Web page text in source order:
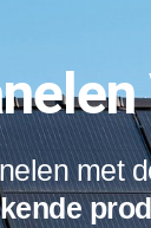
met